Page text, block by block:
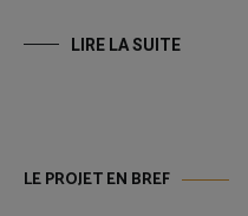
LIRE LA SUITE
LE PROJET EN BREF